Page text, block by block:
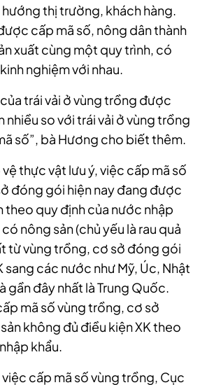
thị trường, khách hàng.
cấp mã số, nông dân thành
xuất cùng một quy trình, có
nghiệm với nhau.
của trái vải ở vùng trồng được
nhiều so với trái vải ở vùng trồng
số”, bà Hương cho biết thêm.
thực vật lưu ý, việc cấp mã số
đóng gói hiện nay đang được
theo quy định của nước nhập
nông sản (chủ yếu là rau quả
từ vùng trồng, cơ sở đóng gói
các nước như Mỹ, Úc, Nhật
gần đây nhất là Trung Quốc.
mã số vùng trồng, cơ sở
không đủ điều kiện XK theo
khẩu.
cấp mã số vùng trồng, Cục